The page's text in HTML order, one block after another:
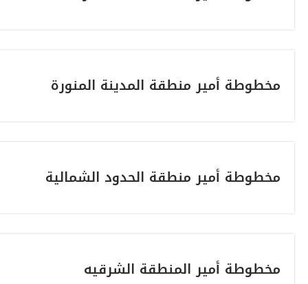
مخطوطة أمير منطقة المدينة المنورة
مخطوطة أمير منطقة الحدود الشمالية
مخطوطة أمير المنطقة الشرقيه